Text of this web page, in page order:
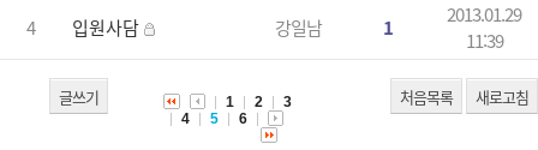
4 입원사담 강일남 1
2013.01.29
11:39
글쓰기 처음목록 새로고침
1 2
3
4
5 6